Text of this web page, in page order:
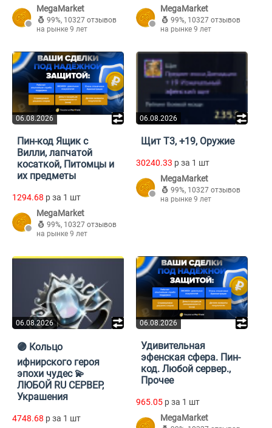
MegaMarket
99%, 10327 отзывов
на рынке 9 лет
MegaMarket
99%, 10327 отзывов
на рынке 9 лет
06.08.2026
Пин-код Ящик с
Вилли, лапчатой
косаткой, Питомцы и
их предметы
1294.68 p за 1 шт
MegaMarket
99%, 10327 отзывов
на рынке 9 лет
06.08.2026
Щит Т3, +19, Оружие
30240.33 p за 1 шт
MegaMarket
99%, 10327 отзывов
на рынке 9 лет
06.08.2026
🟣 Кольцо
ифнирского героя
эпохи чудес 💫
ЛЮБОЙ RU СЕРВЕР,
Украшения
4748.68 p за 1 шт
06.08.2026
Удивительная
эфенская сфера. Пин-
код. Любой сервер.,
Прочее
965.05 p за 1 шт
MegaMarket